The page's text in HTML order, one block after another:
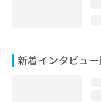
新着インタビュ